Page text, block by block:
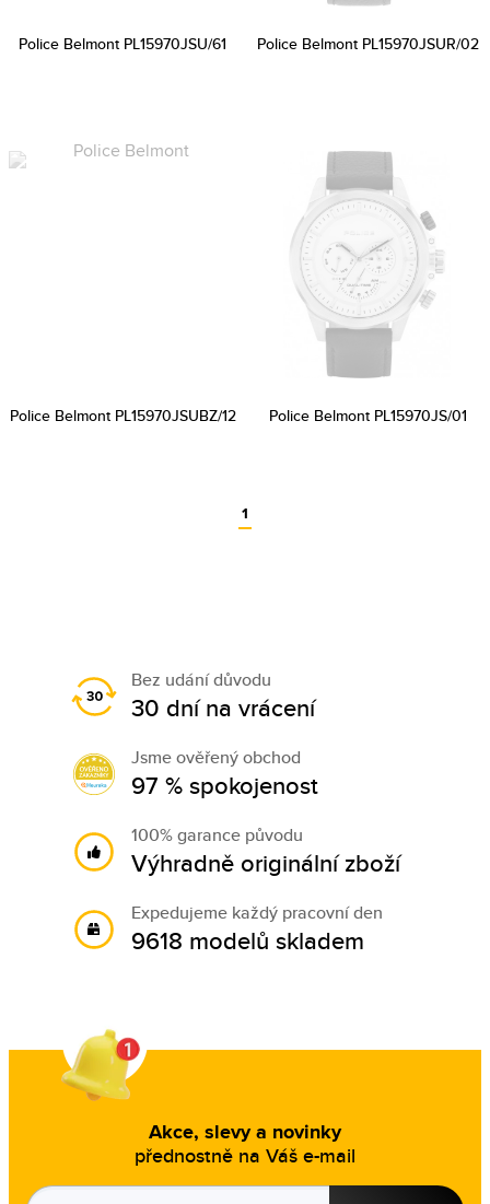
Police Belmont PL15970JSU/61 Police Belmont PL15970JSUR/02
Police Belmont PL15970JSUBZ/12 Police Belmont PL15970JS/01
1
Bez udání důvodu
30 dní na vrácení
Jsme ověřený obchod
97 % spokojenost
100% garance původu
Výhradně originální zboží
Expedujeme každý pracovní den
9618 modelů skladem
Akce, slevy a novinky
přednostně na Váš e-mail